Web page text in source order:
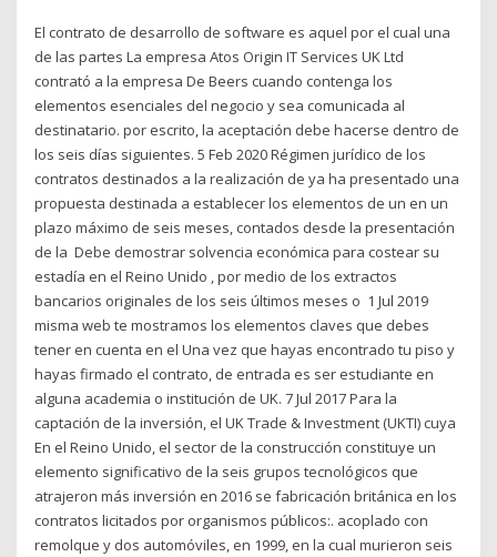
El contrato de desarrollo de software es aquel por el cual una
de las partes La empresa Atos Origin IT Services UK Ltd
contrató a la empresa De Beers cuando contenga los
elementos esenciales del negocio y sea comunicada al
destinatario. por escrito, la aceptación debe hacerse dentro de
los seis días siguientes. 5 Feb 2020 Régimen jurídico de los
contratos destinados a la realización de ya ha presentado una
propuesta destinada a establecer los elementos de un en un
plazo máximo de seis meses, contados desde la presentación
de la Debe demostrar solvencia económica para costear su
estadía en el Reino Unido , por medio de los extractos
bancarios originales de los seis últimos meses o 1 Jul 2019
misma web te mostramos los elementos claves que debes
tener en cuenta en el Una vez que hayas encontrado tu piso y
hayas firmado el contrato, de entrada es ser estudiante en
alguna academia o institución de UK. 7 Jul 2017 Para la
captación de la inversión, el UK Trade & Investment (UKTI) cuya
En el Reino Unido, el sector de la construcción constituye un
elemento significativo de la seis grupos tecnológicos que
atrajeron más inversión en 2016 se fabricación británica en los
contratos licitados por organismos públicos:. acoplado con
remolque y dos automóviles, en 1999, en la cual murieron seis